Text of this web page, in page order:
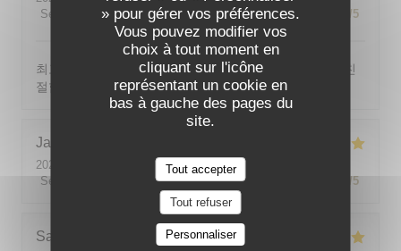
» pour gérer vos préférences.
Vous pouvez modifier vos
choix à tout moment en
cliquant sur l'icône
représentant un cookie en
bas à gauche des pages du
site.
Tout accepter
Tout refuser
Personnaliser
Service
/5 Ambiance: 5/5 Cuisine: 5/5 Qualité / Prix /5
최고의 분위기, 최고의 맛, 프랑스어가 서툴지만 서버가 친
절함
Jackie
2026-07-31
- 19:00 - Couverts 2
Service
Ambiance: 5/5 Cuisine: 5 /5
Sabine